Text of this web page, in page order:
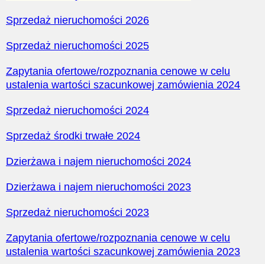
Sprzedaż nieruchomości 2026
Sprzedaż nieruchomości 2025
Zapytania ofertowe/rozpoznania cenowe w celu
ustalenia wartości szacunkowej zamówienia 2024
Sprzedaż nieruchomości 2024
Sprzedaż środki trwałe 2024
Dzierżawa i najem nieruchomości 2024
Dzierżawa i najem nieruchomości 2023
Sprzedaż nieruchomości 2023
Zapytania ofertowe/rozpoznania cenowe w celu
ustalenia wartości szacunkowej zamówienia 2023